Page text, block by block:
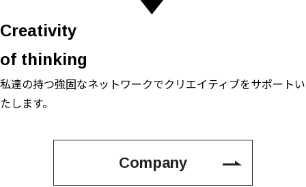
Creativity
of thinking
私達の持つ強固なネットワークでクリエイティブをサポートい
たします。
Company